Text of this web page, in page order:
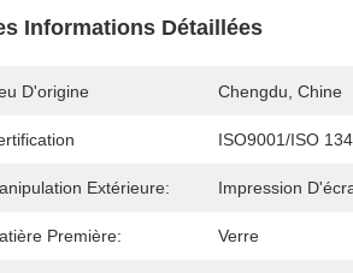
Informations Détaillées
D'origine Chengdu, Chine
ISO9001/ISO
Extérieure: Impression
Première: Verre